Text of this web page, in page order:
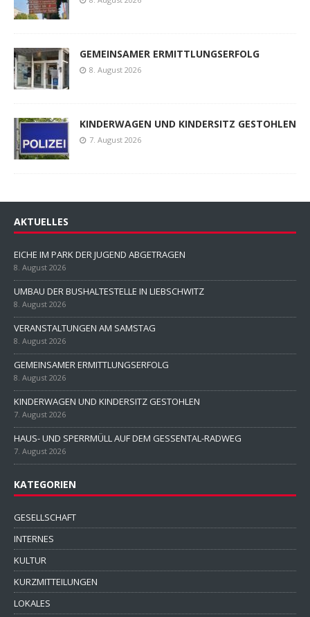
GEMEINSAMER ERMITTLUNGSERFOLG
8. August 2026
KINDERWAGEN UND KINDERSITZ GESTOHLEN
7. August 2026
AKTUELLES
EICHE IM PARK DER JUGEND ABGETRAGEN
8. August 2026
UMBAU DER BUSHALTESTELLE IN LIEBSCHWITZ
8. August 2026
VERANSTALTUNGEN AM SAMSTAG
8. August 2026
GEMEINSAMER ERMITTLUNGSERFOLG
8. August 2026
KINDERWAGEN UND KINDERSITZ GESTOHLEN
7. August 2026
HAUS- UND SPERRMÜLL AUF DEM GESSENTAL-RADWEG
7. August 2026
KATEGORIEN
GESELLSCHAFT
INTERNES
KULTUR
KURZMITTEILUNGEN
LOKALES